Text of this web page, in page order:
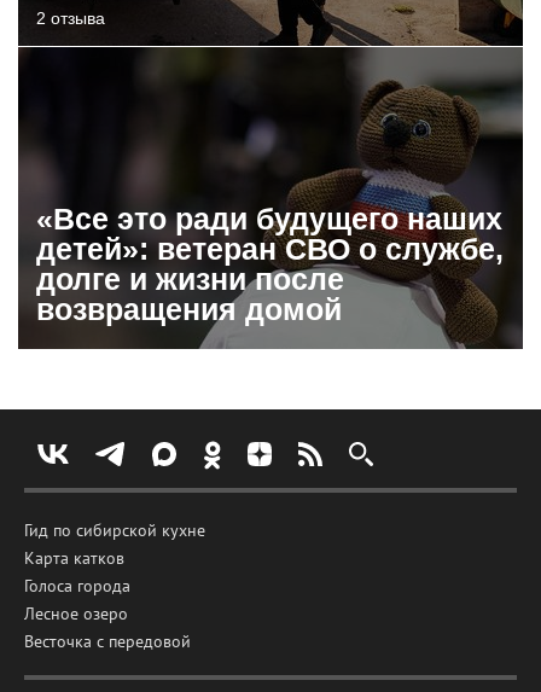
2 отзыва
«Все это ради будущего наших
детей»: ветеран СВО о службе,
долге и жизни после
возвращения домой
Гид по сибирской кухне
Карта катков
Голоса города
Лесное озеро
Весточка с передовой